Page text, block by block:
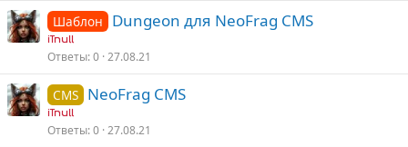
Шаблон Dungeon для NeoFrag CMS
iTnull
Ответы 0 27.08.21
CMS NeoFrag CMS
iTnull
Ответы 0 27.08.21